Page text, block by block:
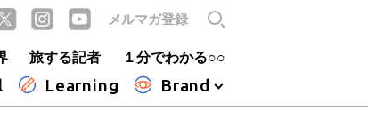
旅する記者 １分でわかる○○
Learning Brand
メルマガ登録